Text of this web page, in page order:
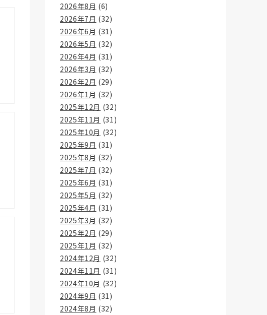
2026年8月 (6)
2026年7月 (32)
2026年6月 (31)
2026年5月 (32)
2026年4月 (31)
2026年3月 (32)
2026年2月 (29)
2026年1月 (32)
2025年12月 (32)
2025年11月 (31)
2025年10月 (32)
2025年9月 (31)
2025年8月 (32)
2025年7月 (32)
2025年6月 (31)
2025年5月 (32)
2025年4月 (31)
2025年3月 (32)
2025年2月 (29)
2025年1月 (32)
2024年12月 (32)
2024年11月 (31)
2024年10月 (32)
2024年9月 (31)
2024年8月 (32)